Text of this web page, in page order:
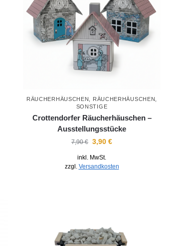
RÄUCHERHÄUSCHEN RÄUCHERHÄUSCHEN
SONSTIGE
Crottendorfer Räucherhäuschen –
Ausstellungsstücke
7,90€ 3,90 €
inkl. MwSt.
zzgl. Versandkosten